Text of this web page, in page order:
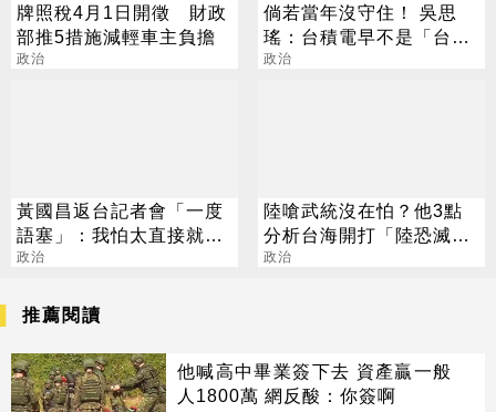
牌照稅4月1日開徵 財政
部推5措施減輕車主負擔
政治
倘若當年沒守住！ 吳思
瑤：台積電早不是「台」
積電
政治
黃國昌返台記者會「一度
語塞」：我怕太直接就講
出來
政治
陸嗆武統沒在怕？他3點
分析台海開打「陸恐滅
亡」
政治
推薦閱讀
他喊高中畢業簽下去 資產贏一般
人1800萬 網反酸：你簽啊